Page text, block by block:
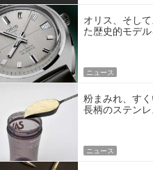
オリス、そし
た歴史的モデ
ニュース
粉まみれ、す
長柄のステン
ニュース